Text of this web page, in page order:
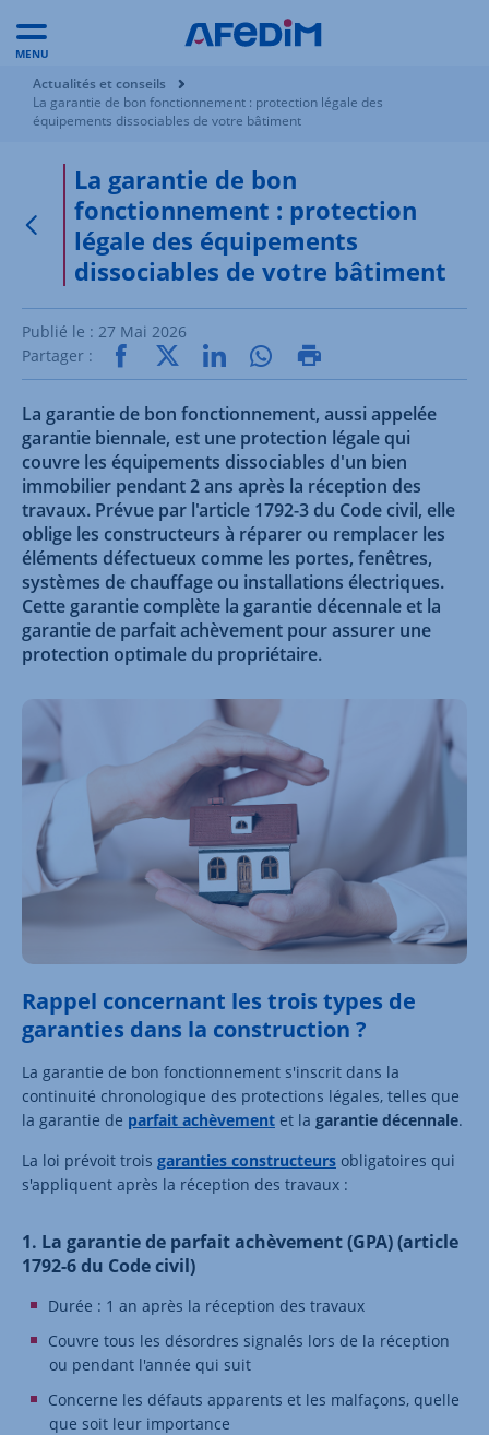
MENU
Vous êtes ici:
Actualités et conseils
La garantie de bon fonctionnement : protection légale des
équipements dissociables de votre bâtiment
Retour à la page précédente
La garantie de bon
fonctionnement : protection
légale des équipements
dissociables de votre bâtiment
Publié le : 27 Mai 2026
Partager :
La garantie de bon fonctionnement, aussi appelée
garantie biennale, est une protection légale qui
couvre les équipements dissociables d'un bien
immobilier pendant 2 ans après la réception des
travaux. Prévue par l'article 1792-3 du Code civil, elle
oblige les constructeurs à réparer ou remplacer les
éléments défectueux comme les portes, fenêtres,
systèmes de chauffage ou installations électriques.
Cette garantie complète la garantie décennale et la
garantie de parfait achèvement pour assurer une
protection optimale du propriétaire.
Rappel concernant les trois types de
garanties dans la construction ?
La garantie de bon fonctionnement s'inscrit dans la
continuité chronologique des protections légales, telles que
la garantie de parfait achèvement et la garantie décennale.
La loi prévoit trois garanties constructeurs obligatoires qui
s'appliquent après la réception des travaux :
1. La garantie de parfait achèvement (GPA) (article
1792-6 du Code civil)
Durée : 1 an après la réception des travaux
Couvre tous les désordres signalés lors de la réception
ou pendant l'année qui suit
Concerne les défauts apparents et les malfaçons, quelle
que soit leur importance